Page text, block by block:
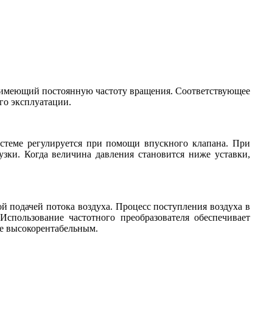
постоянную частоту вращения. Соответствующее
эксплуатации.
регулируется при помощи впускного клапана. При
Когда величина давления становится ниже уставки,
потока воздуха. Процесс поступления воздуха в
частотного преобразователя обеспечивает
высокорентабельным.